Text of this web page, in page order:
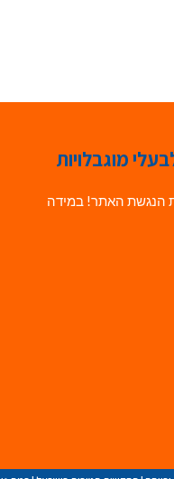
מוגבלויות
הנגשת האתר! במידה